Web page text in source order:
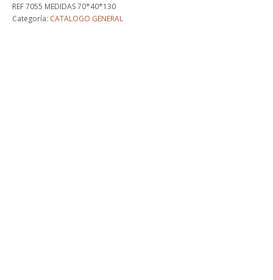
REF 7055 MEDIDAS 70*40*130
Categoría: CATALOGO GENERAL